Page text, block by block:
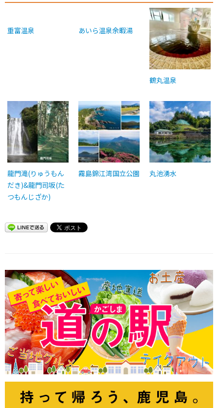
重富温泉 あいら温泉余暇湯
鶴丸温泉
龍門滝(りゅうもん
だき)&龍門司坂(た
つもんじざか)
霧島錦江湾国立公園 丸池湧水